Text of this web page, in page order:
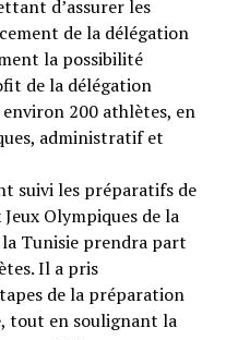
d’assurer les
de la délégation
la possibilité
de la délégation
200 athlètes, en
administratif et
suivi les préparatifs de
Olympiques de la
la Tunisie prendra part
Il a pris
de la préparation
tout en soulignant la